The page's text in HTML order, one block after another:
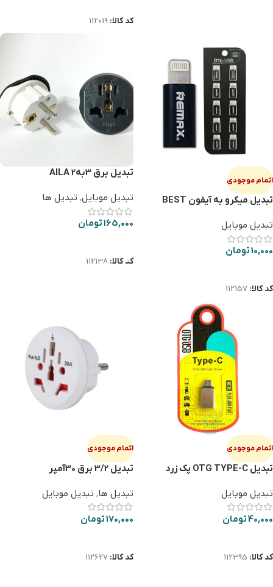
کد کالا: 112019
اتمام موجودی
تبدیل میکرو به آیفون BEST
تبدیل موبایل
10,000تومان
کد کالا: 112157
تبدیل برق 3به2 AILA
تبدیل موبایل, تبدیل ها
165,000تومان
کد کالا: 112138
اتمام موجودی
تبديل OTG TYPE-C پك زرد
تبدیل موبایل
40,000تومان
کد کالا: 112395
اتمام موجودی
تبدیل 3/2 برق 30آمپر
تبدیل ها, تبدیل موبایل
170,000تومان
کد کالا: 112627